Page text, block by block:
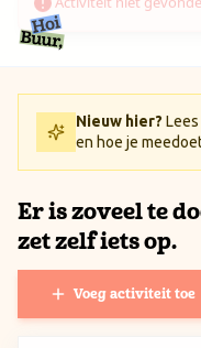
Ga naar inhoud / Skip to
Nieuw hier?
en hoe je
Er is zoveel te
zet zelf iets op.
Voeg activiteit toe